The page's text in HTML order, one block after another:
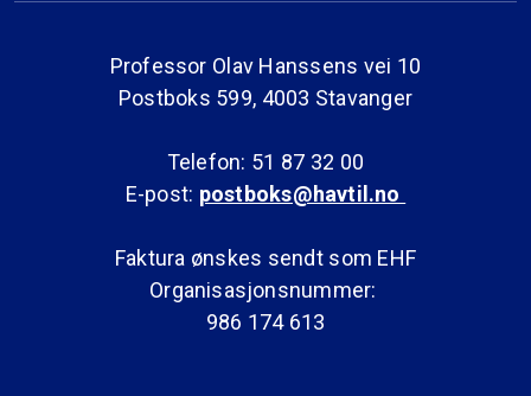
Professor Olav Hanssens vei 10
Postboks 599, 4003 Stavanger
Telefon: 51 87 32 00
E-post: postboks@havtil.no
Faktura ønskes sendt som EHF
Organisasjonsnummer:
986 174 613